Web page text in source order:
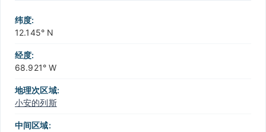
纬度:
12.145° N
经度:
68.921° W
地理次区域:
小安的列斯
中间区域: